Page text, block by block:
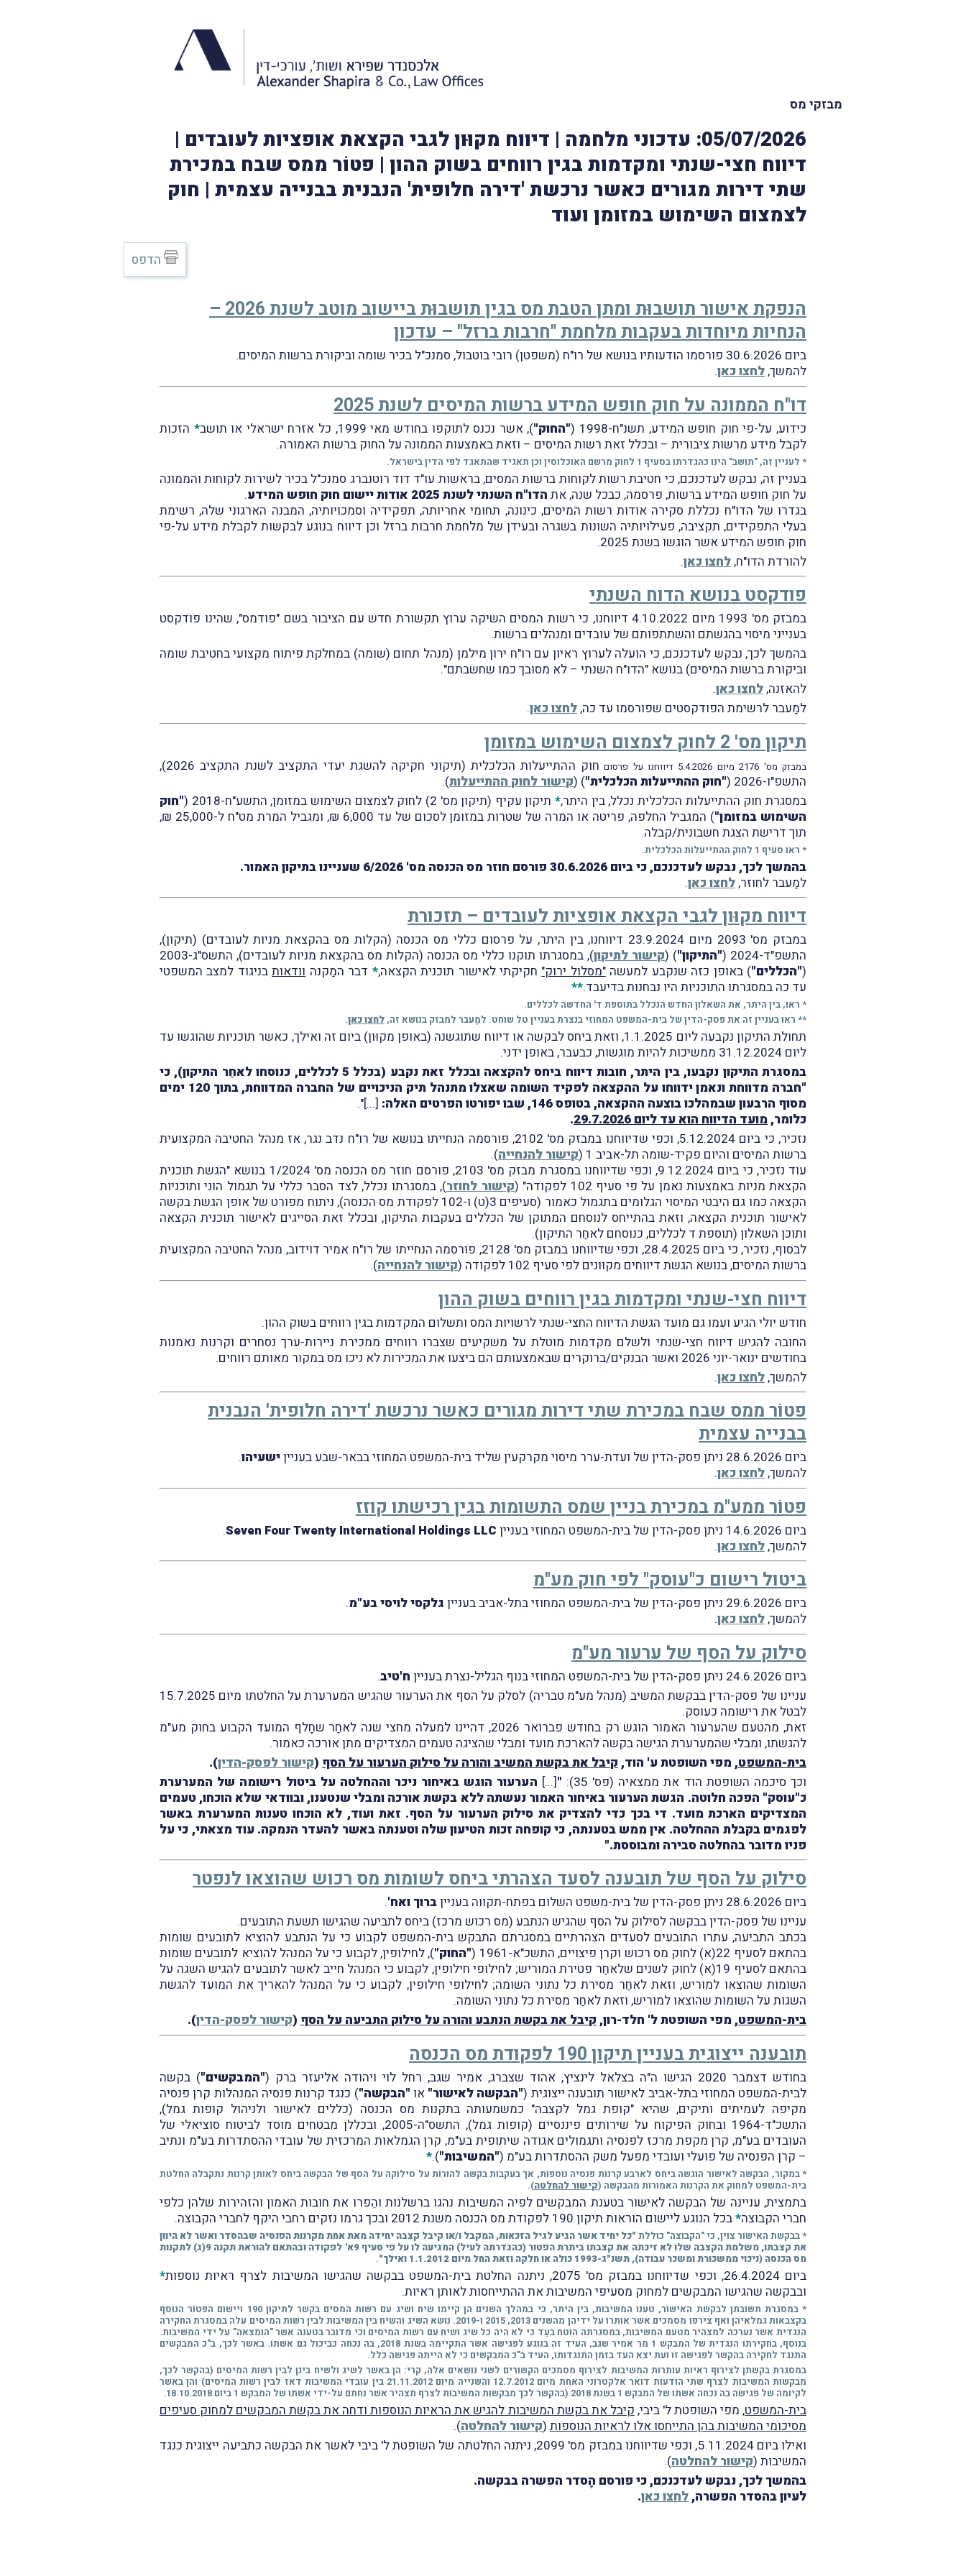
מבזקי מס
05/07/2026: עדכוני מלחמה | דיווח מקוּון לגבי הקצאת אופציות לעובדים |
דיווח חצי-שנתי ומקדמות בגין רווחים בשוק ההון | פטוֹר ממס שבח במכירת
שתי דירות מגורים כאשר נרכשת 'דירה חלופית' הנבנית בבנייה עצמית | חוק
לצמצום השימוש במזומן ועוד
הנפקת אישור תושבוּת ומתן הטבת מס בגין תושבוּת ביישוב מוטב לשנת 2026 –
הנחיות מיוחדות בעקבות מלחמת "חרבות ברזל" – עדכון
ביום 30.6.2026 פורסמו הודעותיו בנושא של רו"ח (משפטן) רובי בוטבול, סמנכ"ל בכיר שומה וביקורת ברשות המיסים.
להמשך,לחצו כאן.
דו"ח הממונה על חוק חופש המידע ברשות המיסים לשנת 2025
כידוע, על-פי חוק חופש המידע, תשנ"ח-1998 ( "החוק"), אשר נכנס לתוקפו בחודש מאי 1999, כל אזרח ישראלי או תושב * הזכות
לקבל מידע מרשות ציבורית – ובכלל זאת רשות המיסים – וזאת באמצעות הממונה על החוק ברשות האמורה.
* לעניין זה, "תושב" הינו כהגדרתו בסעיף 1 לחוק מרשם האוכלוסין וכן תאגיד שהתאגד לפי הדין בישראל.
בעניין זה, נבקש לעדכנכם, כי חטיבת רשות לקוחות ברשות המסים, בראשות עו"ד דוד רוטנברג סמנכ"ל בכיר לשירות לקוחות והממונה
על חוק חופש המידע ברשות, פרסמה, כבכל שנה, את הדו"ח השנתי לשנת 2025 אודות יישום חוק חופש המידע
.
בגדרו של הדו"ח נכללת סקירה אודות רשות המיסים, כינונה, תחומי אחריותה, תפקידיה וסמכויותיה, המבנה הארגוני שלה, רשימת
בעלי התפקידים, תקציבה, פעילויותיה השונות בשגרה ובעידן של מלחמת חרבות ברזל וכן דיווח בנוגע לבקשות לקבלת מידע על-פי
חוק חופש המידע אשר הוגשו בשנת 2025.
להורדת הדו"ח,לחצו כאן.
פודקסט בנושא הדוח השנתי
במבזק מס' 1993 מיום 4.10.2022 דיווחנו, כי רשות המסים השיקה ערוץ תקשורת חדש עם הציבור בשם "פודמס", שהינו פודקסט
בענייני מיסוי בהגשתם והשתתפותם של עובדים ומנהלים ברשות.
בהמשך לכך, נבקש לעדכנכם, כי הועלה לערוץ ראיון עם רו"ח ירון מילמן (מנהל תחום (שומה) במחלקת פיתוח מקצועי בחטיבת שומה
וביקורת ברשות המיסים) בנושא "הדו"ח השנתי – לא מסובך כמו שחשבתם".
להאזנה,לחצו כאן.
למַעבר לרשימת הפודקסטים שפורסמו עד כה,לחצו כאן.
תיקון מס' 2 לחוק לצמצום השימוש במזומן
במבזק מס' 2176 מיום 5.4.2026 דיווחנו על פרסום
חוק ההתייעלות הכלכלית (תיקוני חקיקה להשגת יעדי התקציב לשנת התקציב 2026),
התשפ"ו-2026 (
"חוק ההתייעלות הכלכלית") (קישור לחוק ההתייעלות).
במסגרת חוק ההתייעלות הכלכלית נכלל, בין היתר,*תיקון עקיף (תיקון מס' 2) לחוק לצמצום השימוש במזומן, התשע"ח-2018 (
"חוק
השימוש במזומן"
) המגביל החלפה, פריטה או המרה של שטרות במזומן לסכום של עד 6,000 ₪, ומגביל המרת מט"ח ל-25,000 ₪,
תוך דרישת הצגת חשבונית/קבלה.
* ראו סעיף 1 לחוק ההתייעלות הכלכלית.
בהמשך לכך, נבקש לעדכנכם, כי ביום 30.6.2026 פורסם חוזר מס הכנסה מס' 6/2026 שעניינו בתיקון האמור.
למַעבר לחוזר,לחצו כאן.
דיווח מקוּון לגבי הקצאת אופציות לעובדים – תזכורת
במבזק מס' 2093 מיום 23.9.2024 דיווחנו, בין היתר, על פרסום כללי מס הכנסה (הקלות מס בהקצאת מניות לעובדים) (תיקון),
התשפ"ד-2024 (
"התיקון") (קישור לתיקון
), במסגרתו תוקנו כללי מס הכנסה (הקלות מס בהקצאת מניות לעובדים), התשס"ג-2003
("הכללים") באופן כזה שנקבע למעשה"מסלול ירוק"חקיקתי לאישור תוכנית הקצאה,* דבר המַקנהוודאותבניגוד למצב המשפטי
עד כה במסגרתו התוכניות היו נבחנות בדיעבד.**
* ראו, בין היתר, את השאלון החדש הנכלל בתוספת ד' החדשה לכללים.
** ראו בעניין זה את פסק-הדין של בית-המשפט המחוזי בנצרת בעניין טל שוחט. למַעבר למבזק בנושא זה,לחצו כאן.
תחולת התיקון נקבעה ליום 1.1.2025, וזאת ביחס לבקשה או דיווח שתוגשנה (באופן מקוּון) ביום זה ואילך, כאשר תוכניות שהוגשו עד
ליום 31.12.2024 ממשיכות להיות מוגשות, כבעבר, באופן ידני.
במסגרת התיקון נקבעו, בין היתר, חובות דיווח ביחס להקצאה ובכלל זאת נקבע (בכלל 5 לכללים, כנוסחו לאחַר התיקון), כי
"חברה מדווחת ונאמן ידווחו על ההקצאה לפקיד השומה שאצלו מתנהל תיק הניכויים של החברה המדווחת, בתוך 120 ימים
מסוף הרבעון שבמהלכו בוצעה ההקצאה, בטופס 146, שבו יפורטו הפרטים האלה:
[...]".
כלומר,מועד הדיווח הוא עד ליום 29.7.2026
.
נזכיר, כי ביום 5.12.2024, וכפי שדיווחנו במבזק מס' 2102, פורסמה הנחייתו בנושא של רו"ח נדב נגר, אז מנהל החטיבה המקצועית
ברשות המיסים והיום פקיד-שומה תל-אביב 1 (
קישור להנחייה).
עוד נזכיר, כי ביום 9.12.2024, וכפי שדיווחנו במסגרת מבזק מס' 2103, פורסם חוזר מס הכנסה מס' 1/2024 בנושא "הגשת תוכנית
הקצאת מניות באמצעות נאמן על פי סעיף 102 לפקודה" (
קישור לחוזר), במסגרתו נכלל, לצד הסבר כללי על תגמול הוני ותוכניות
הקצאה כמו גם היבטי המיסוי הגלומים בתגמול כאמור (סעיפים 3(ט) ו-102 לפקודת מס הכנסה), ניתוח מפורט של אופן הגשת בקשה
לאישור תוכנית הקצאה, וזאת בהתייחס לנוסחם המתוקן של הכללים בעקבות התיקון, ובכלל זאת הסייגים לאישור תוכנית הקצאה
ותוכן השאלון (תוספת ד לכללים, כנוסחם לאחַר התיקון).
לבסוף, נזכיר, כי ביום 28.4.2025, וכפי שדיווחנו במבזק מס' 2128, פורסמה הנחייתו של רו"ח אמיר דוידוב, מנהל החטיבה המקצועית
ברשות המיסים, בנושא הגשת דיווחים מקוּונים לפי סעיף 102 לפקודה (
קישור להנחייה).
דיווח חצי-שנתי ומקדמות בגין רווחים בשוק ההון
חודש יולי הגיע ועִמו גם מועד הגשת הדיווח החצי-שנתי לרשויות המס ותשלום המקדמות בגין רווחים בשוק ההון.
החובה להגיש דיווח חצי-שנתי ולשלם מקדמות מוטלת על משקיעים שצברו רווחים ממכירת ניירות-ערך נסחרים וקרנות נאמנות
בחודשים ינואר-יוני 2026 ואשר הבנקים/ברוקרים שבאמצעותם הם ביצעו את המכירות לא ניכו מס במקור מאותם רווחים.
להמשך,לחצו כאן.
פטוֹר ממס שבח במכירת שתי דירות מגורים כאשר נרכשת 'דירה חלופית' הנבנית
בבנייה עצמית
ביום 28.6.2026 ניתן פסק-הדין של ועדת-ערר מיסוי מקרקעין שליד בית-המשפט המחוזי בבאר-שבע בעניין ישעיהו.
להמשך,לחצו כאן.
פטוֹר ממע"מ במכירת בניין שמס התשומות בגין רכישתו קוזז
ביום 14.6.2026 ניתן פסק-הדין של בית-המשפט המחוזי בעניין Seven Four Twenty International Holdings LLC
.
להמשך,לחצו כאן.
ביטול רישום כ"עוסק" לפי חוק מע"מ
ביום 29.6.2026 ניתן פסק-הדין של בית-המשפט המחוזי בתל-אביב בעניין גלקסי לויסי בע"מ.
להמשך,לחצו כאן.
סילוק על הסף של ערעור מע"מ
ביום 24.6.2026 ניתן פסק-הדין של בית-המשפט המחוזי בנוף הגליל-נצרת בעניין ח'טיב.
עניינו של פסק-הדין בבקשת המשיב (מנהל מע"מ טבריה) לסלק על הסף את הערעור שהגיש המערערת על החלטתו מיום 15.7.2025
לבטל את רישומה כעוסק.
זאת, מהטעם שהערעור האמור הוגש רק בחודש פברואר 2026, דהיינו למעלה מחצי שנה לאחַר שחָלף המועד הקבוע בחוק מע"מ
להגשתו, ומבלי שהמערערת הגישה בקשה להארכת מועד ומבלי שהציגה טעמים המצדיקים מתן אורכה כאמור.
בית-המשפט, מפי השופטת ע' הוד, קיבל את בקשת המשיב והורה על סילוק הערעור על הסף (קישור לפסק-הדין).
וכך סיכמה השופטת הוד את ממצאיה (פס' 35):
"
[...] הערעור הוגש באיחור ניכר וההחלטה על ביטול רישומה של המערערת
כ"עוסק" הפכה חלוטה. הגשת הערעור באיחור האמור נעשתה ללא בקשת אורכה ומבלי שנטענו, ובוודאי שלא הוכחו, טעמים
המצדיקים הארכת מועד. די בכך כדי להצדיק את סילוק הערעור על הסף. זאת ועוד, לא הוכחו טענות המערערת באשר
לפגמים בקבלת ההחלטה. אין ממש בטענתה, כי קופחה זכות הטיעון שלה וטענתה באשר להעדר הנמקה. עוד מצאתי, כי על
פניו מדובר בהחלטה סבירה ומבוססת."
סילוק על הסף של תובענה לסעד הצהרתי ביחס לשומות מס רכוש שהוצאו לנפטר
ביום 28.6.2026 ניתן פסק-הדין של בית-משפט השלום בפתח-תקווה בעניין ברוך ואח'.
עניינו של פסק-הדין בבקשה לסילוק על הסף שהגיש הנתבע (מס רכוש מרכז) ביחס לתביעה שהגישו תשעת התובעים.
בכתב התביעה, עתרו התובעים לסעדים הצהרתיים במסגרתם התבקש בית-המשפט לקבוע כי על הנתבע להוציא לתובעים שומות
בהתאם לסעיף 22(א) לחוק מס רכוש וקרן פיצויים, התשכ"א-1961 (
"החוק"), לחילופין, לקבוע כי על המנהל להוציא לתובעים שומות
בהתאם לסעיף 19(א) לחוק לשנים שלאחַר פטירת המוריש; לחילופי חילופין, לקבוע כי המנהל חייב לאשר לתובעים להגיש השגה על
השומות שהוצאו למוריש, וזאת לאחַר מסירת כל נתוני השומה; לחילופי חילופין, לקבוע כי על המנהל להאריך את המועד להגשת
השגות על השומות שהוצאו למוריש, וזאת לאחַר מסירת כל נתוני השומה.
בית-המשפט, מפי השופטת ל' חלד-רון,קיבל את בקשת הנתבע והורה על סילוק התביעה על הסף (קישור לפסק-הדין).
תובענה ייצוגית בעניין תיקון 190 לפקודת מס הכנסה
בחודש דצמבר 2020 הגישו ה"ה בצלאל לינציץ, אהוד שצברג, אמיר שגב, רחל לוי ויהודה אליעזר ברק ( "המבקשים") בקשה
לבית-המשפט המחוזי בתל-אביב לאישור תובענה ייצוגית ("הבקשה לאישור" או "הבקשה") כנגד קרנות פנסיה המנהלות קרן פנסיה
מקיפה לעמיתים ותיקים, שהיא "קופת גמל לקצבה" כמשמעותה בתקנות מס הכנסה (כללים לאישור ולניהול קופות גמל),
התשכ"ד-1964 ובחוק הפיקוח על שירותים פיננסיים (קופות גמל), התשס"ה-2005, ובכללן מבטחים מוסד לביטוח סוציאלי של
העובדים בע"מ, קרן מקפת מרכז לפנסיה ותגמולים אגודה שיתופית בע"מ, קרן הגמלאות המרכזית של עובדי ההסתדרות בע"מ ונתיב
– קרן הפנסיה של פועלי ועובדי מפעל משק ההסתדרות בע"מ ("המשיבות").
*
* במקור, הבקשה לאישור הוגשה ביחס לארבע קרנות פנסיה נוספות, אך בעקבות בקשה להורוֹת על סילוקה על הסף של הבקשה ביחס לאותן קרנות נתקבלה החלטת
בית-המשפט למחוק את הקרנות האמורות מהבקשה (קישור להחלטה).
בתמצית, עניינה של הבקשה לאישור בטענת המבקשים לפיה המשיבות נהגו ברשלנות והֵפרו את חובות האמון והזהירות שלהן כלפי
חברי הקבוצה*בכל הנוגע ליישום הוראות תיקון 190 לפקודת מס הכנסה משנת 2012 ובכך גרמו נזקים רחבי היקף לחברי הקבוצה.
* בבקשת האישור צוין, כי "הקבוצה" כוללת "כל יחיד אשר הגיע לגיל הזכאות, המקבל ו/או קיבל קצבה יחידה מאת אחת מקרנות הפנסיה שבהסדר ואשר לא היוון
את קצבתו, משלמת הקצבה שלו לא זיכתה את קצבתו ביתרת הפטור (כהגדרתה לעיל) המגיעה לו על פי סעיף 9א' לפקודה ובהתאם להוראת תקנה 9(ג) לתקנות
מס הכנסה (ניכוי ממשכורת ומשכר עבודה), תשנ"ג-1993 כולה או חלקה וזאת החל מיום 1.1.2012 ואילך"
.
ביום 26.4.2024, וכפי שדיווחנו במבזק מס' 2075, ניתנה החלטת בית-המשפט בבקשה שהגישו המשיבות לצרף ראיות נוספות
*
ובבקשה שהגישו המבקשים למחוק מסעיפי המשיבות את ההתייחסות לאותן ראיות.
* במסגרת תשובתן לבקשת האישור, טענו המשיבות, בין היתר, כי במהלך השנים הן קיימו שיח ושיג עם רשות המסים בקשר לתיקון 190 ויישום הפטוֹר הנוסף
בקצבאות גמלאיהן ואף צירפו מסמכים אשר אותרו על ידיהן מהשנים 2013, 2015 ו-2019. נושא השיג והשיח בין המשיבות לבין רשות המיסים עלה במסגרת החקירה
הנגדית אשר נערכה למצהיר מטעם המשיבות, במסגרתה הוטח בעֵד כי לא היה כל שיג ושיח עם רשות המיסים וכי מדובר בטענה אשר "הומצאה" על ידי המשיבות.
בנוסף, בחקירתו הנגדית של המבקש 1 מר אמיר שגב, העיד זה בנוגע לפגישה אשר התקיימה בשנת 2018, בה נכחה כביכול גם אשתו. באשר לכך, ב"כ המבקשים
התנגד לחקירה בהקשר לפגישה זו ועת יצא העד בזמן התנגדותו, העיד ב"כ המבקשים כי לא הייתה פגישה כלל.
במסגרת בקשתן לצירוף ראיות עותרות המשיבות לצירוף מסמכים הקשורים לשני נושאים אלה, קרי: הן באשר לשיג ולשיח בינן לבין רשות המיסים (בהקשר לכך,
מבקשות המשיבות לצרף שתי הודעות דואר אלקטרוני האחת מיום 12.7.2012 והשנייה מיום 21.11.2012 בין עובדי המשיבות דאז לבין רשות המיסים) והן באשר
לקיומה של פגישה בה נכחה אשתו של המבקש 1 בשנת 2018 (בהקשר לכך מבקשות המשיבות לצרף תצהיר אשר נחתם על-ידי אשתו של המבקש 1 ביום 18.10.2018.
בית-המשפט, מפי השופטת ל' ביבי, קיבל את בקשת המשיבות להגיש את הראיות הנוספות ודחה את בקשת המבקשים למחוק סעיפים
מסיכומי המשיבות בהן התייחסו אלו לראיות הנוספות (קישור להחלטה).
ואילו ביום 5.11.2024, וכפי שדיווחנו במבזק מס' 2099, ניתנה החלטתה של השופטת ל' ביבי לאשר את הבקשה כתביעה ייצוגית כנגד
המשיבות (קישור להחלטה).
בהמשך לכך, נבקש לעדכנכם, כי פורסם הֶסדר הפשרה בבקשה.
לעיון בהסדר הפשרה, לחצו כאן.